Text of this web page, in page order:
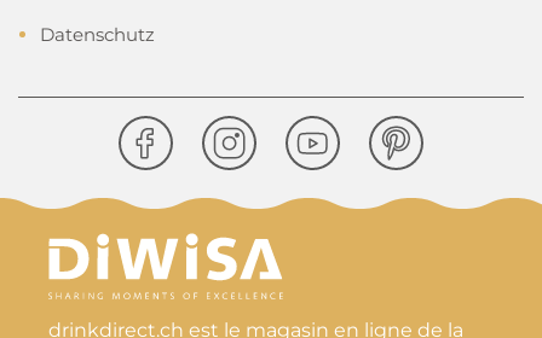
Datenschutz
drinkdirect.ch est le magasin en ligne de la